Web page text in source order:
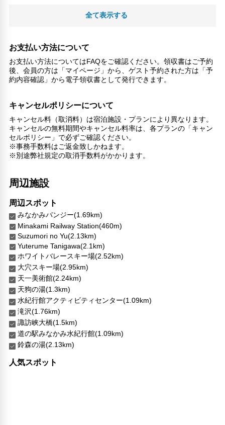
全て表示する
お支払い方法について
お支払い方法についてはFAQをご確認ください。領収書はご予約
後、会員の方は「マイページ」から、ゲスト予約された方は「予
約内容確認」から電子領収書として発行できます。
キャンセルポリシーについて
キャンセル料（取消料）は宿泊施設・プランにより異なります。
キャンセルの無料期間やキャンセル料率は、各プランの「キャン
セルポリシー」で必ずご確認ください。
※事務手数料はご返金致しかねます。
※別途弊社規定の取消手数料がかかります。
周辺施設
周辺スポット
みなかみバンジー(1.69km)
Minakami Railway Station(460m)
Suzumori no Yu(2.13km)
Yuterume Tanigawa(2.1km)
ホワイトバレースキー場(2.52km)
大穴スキー場(2.95km)
天一美術館(2.24km)
天狗の湯(1.3km)
水紀行館アクティビティセンター(1.09km)
滝沢(1.76km)
諏訪峡大橋(1.5km)
道の駅みなかみ水紀行館(1.09km)
鈴森の湯(2.13km)
人気スポット